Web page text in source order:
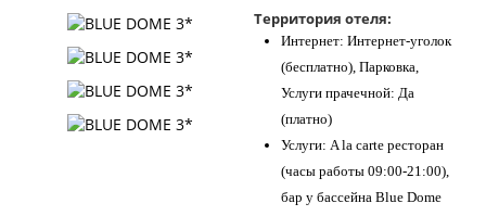
Территория отеля:
Интернет: Интернет-уголок
(бесплатно), Парковка,
Услуги прачечной: Да
(платно)
Услуги: A la carte ресторан
(часы работы 09:00-21:00),
бар у бассейна Blue Dome